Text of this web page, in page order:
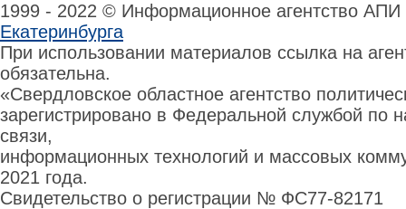
1999 - 2022 © Информационное агентство
Екатеринбурга
При использовании материалов ссылка на
обязательна.
«Свердловское областное агентство
зарегистрировано в Федеральной службой по
связи,
информационных технологий и массовых
2021 года.
Свидетельство о регистрации № ФС77-82171